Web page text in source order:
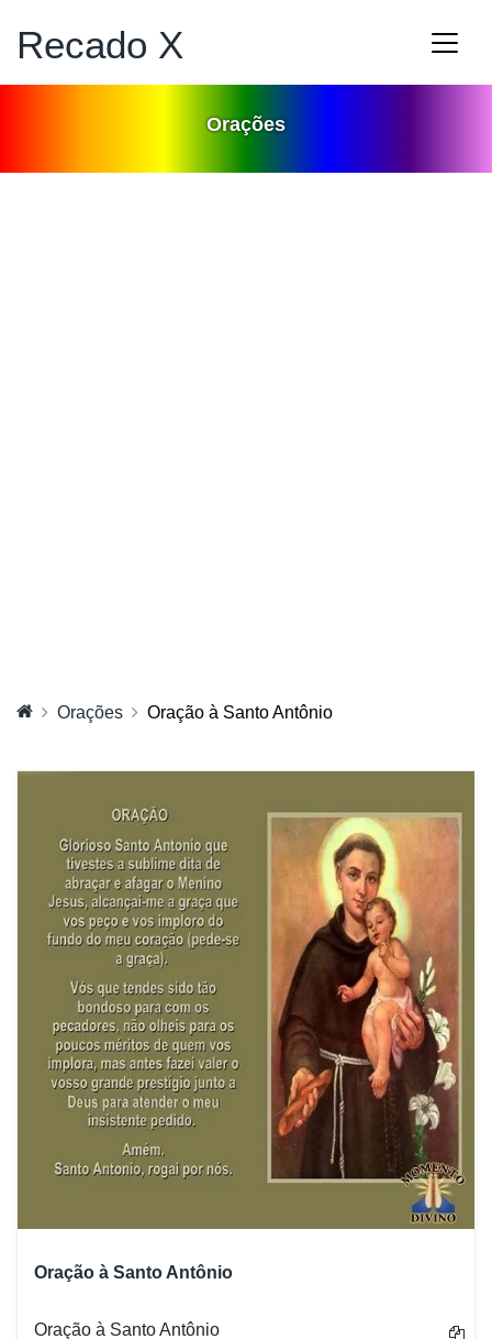
Recado X
Orações
Orações Oração à Santo Antônio
Oração à Santo Antônio
Oração à Santo Antônio